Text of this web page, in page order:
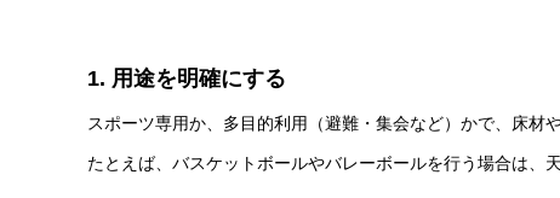
1. 用途を明確にする
スポーツ専用か、多目的利用（避難・集会など）かで、床材
たとえば、バスケットボールやバレーボールを行う場合は、